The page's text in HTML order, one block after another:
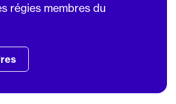
régies membres du